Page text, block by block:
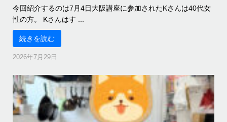
今回紹介するのは7月4日大阪講座に参加されたKさんは40代女
性の方。 Kさんはす ...
続きを読む
2026年7月29日